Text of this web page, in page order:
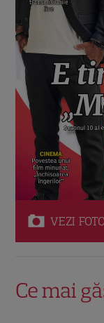
VEZI
Ce mai